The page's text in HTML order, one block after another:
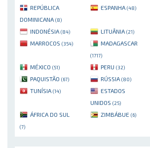
REPÚBLICA
DOMINICANA (8)
ESPANHA (48)
INDONÉSIA (84) LITUÂNIA (21)
MARROCOS (354) MADAGASCAR
(1717)
MÉXICO (51) PERU (32)
PAQUISTÃO (67) RÚSSIA (80)
TUNÍSIA (14)
ESTADOS
UNIDOS (25)
ÁFRICA DO SUL
(7)
ZIMBÁBUE (6)